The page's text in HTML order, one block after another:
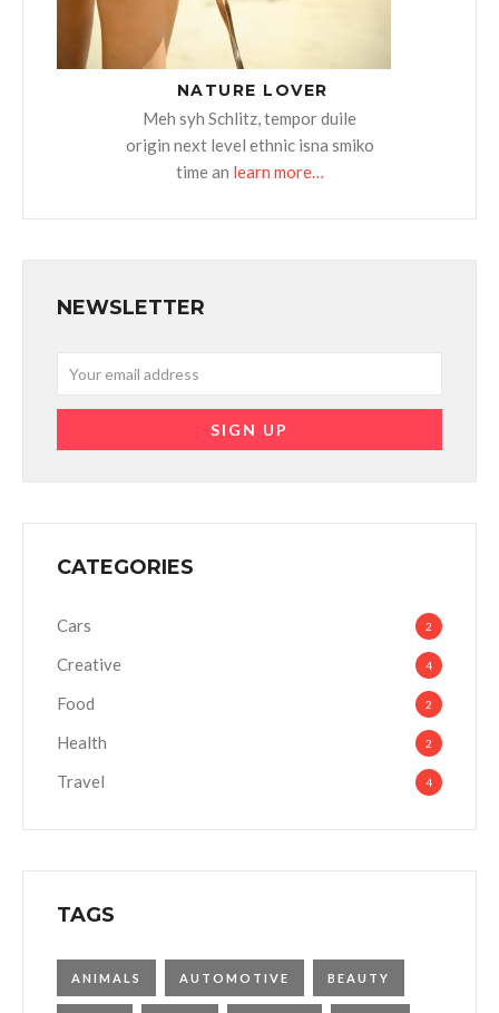
NATURE LOVER
Meh syh Schlitz, tempor duile
origin next level ethnic isna smiko
time an learn more…
NEWSLETTER
CATEGORIES
Cars 2
Creative 4
Food 2
Health 2
Travel 4
TAGS
ANIMALS AUTOMOTIVE BEAUTY